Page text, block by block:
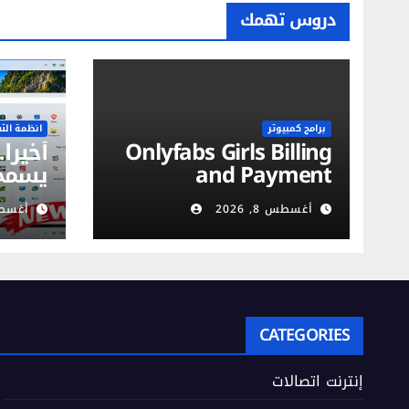
دروس تهمك
برامج كمبيوتر
Onlyfabs Girls Billing
and Payment
Methods: Discreet,
Secure & Flexible
Options
أغسطس 8, 2026
انظمة
طال
أغسطس
CATEGORIES
إنترنت اتصالات